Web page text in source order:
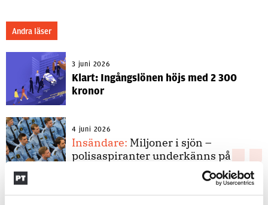
Andra läser
3 juni 2026
Klart: Ingångslönen höjs med 2 300
kronor
4 juni 2026
Insändare: Miljoner i sjön –
polisaspiranter underkänns på